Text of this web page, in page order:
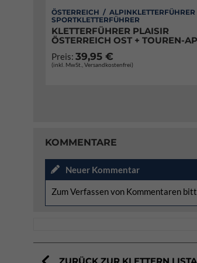
ÖSTERREICH /
SPORTKLETTERFÜHRER
KLETTERFÜHRER PLAISIR
ÖSTERREICH OST + TOUREN-
Preis: 39,95 €
(inkl. MwSt., Versandkostenfrei)
KOMMENTARE
Neuer Kommentar
Zum Verfassen von Kommentaren